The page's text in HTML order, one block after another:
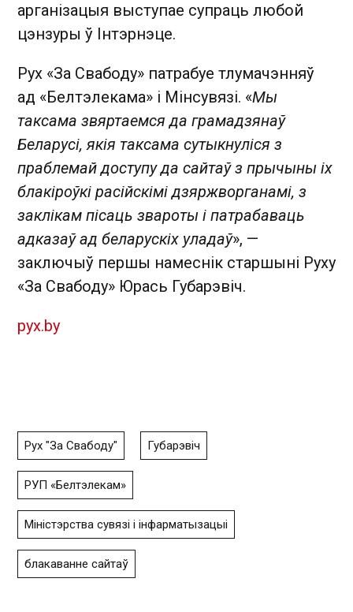
арганізацыя выступае супраць любой
цэнзуры ў Інтэрнэце.
Рух «За Свабоду» патрабуе тлумачэнняў
ад «Белтэлекама» і Мінсувязі. «Мы
таксама звяртаемся да грамадзянаў
Беларусі, якія таксама сутыкнуліся з
праблемай доступу да сайтаў з прычыны іх
блакіроўкі расійскімі дзяржворганамі, з
заклікам пісаць звароты і патрабаваць
адказаў ад беларускіх уладаў», —
заключыў першы намеснік старшыні Руху
«За Свабоду» Юрась Губарэвіч.
pyx.by
Рух "За Свабоду" Губарэвіч
РУП «Белтэлекам»
Міністэрства сувязі і інфарматызацыі
блакаванне сайтаў